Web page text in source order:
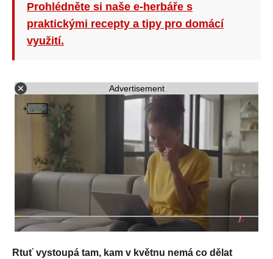
Prohlédněte si naše e-herbáře s
praktickými recepty a tipy pro domácí
využití.
Advertisement
Rtuť vystoupá tam, kam v květnu nemá co dělat